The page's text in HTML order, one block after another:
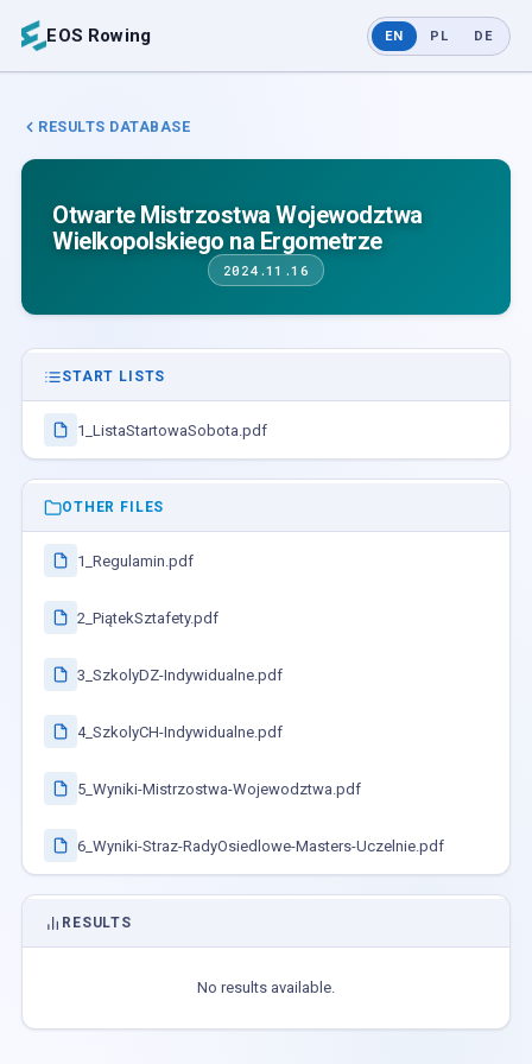
EOS Rowing EN PL DE
RESULTS DATABASE
Otwarte Mistrzostwa Wojewodztwa
Wielkopolskiego na Ergometrze
2024.11.16
START LISTS
1_ListaStartowaSobota.pdf
OTHER FILES
1_Regulamin.pdf
2_PiątekSztafety.pdf
3_SzkolyDZ-Indywidualne.pdf
4_SzkolyCH-Indywidualne.pdf
5_Wyniki-Mistrzostwa-Wojewodztwa.pdf
6_Wyniki-Straz-RadyOsiedlowe-Masters-Uczelnie.pdf
RESULTS
No results available.